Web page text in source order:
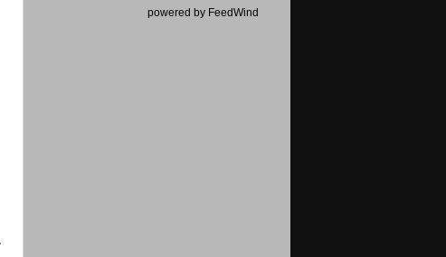
powered by FeedWind